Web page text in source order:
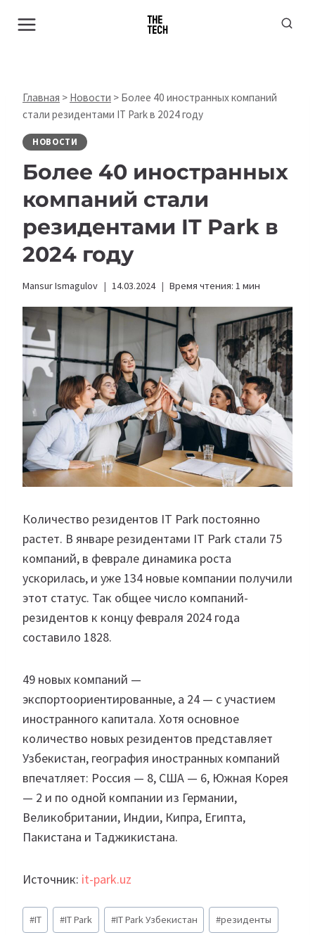
Главная > Новости > Более 40 иностранных компаний
стали резидентами IT Park в 2024 году
НОВОСТИ
Более 40 иностранных
компаний стали
резидентами IT Park в
2024 году
Mansur Ismagulov 14.03.2024 Время чтения: 1 мин
Количество резидентов IT Park постоянно
растет. В январе резидентами IT Park стали 75
компаний, в феврале динамика роста
ускорилась, и уже 134 новые компании получили
этот статус. Так общее число компаний-
резидентов к концу февраля 2024 года
составило 1828.
49 новых компаний —
экспортоориентированные, а 24 — с участием
иностранного капитала. Хотя основное
количество новых резидентов представляет
Узбекистан, география иностранных компаний
впечатляет: Россия — 8, США — 6, Южная Корея
— 2 и по одной компании из Германии,
Великобритании, Индии, Кипра, Египта,
Пакистана и Таджикистана.
Источник: it-park.uz
Метки
записи:
#IT #IT Park #IT Park Узбекистан #резиденты